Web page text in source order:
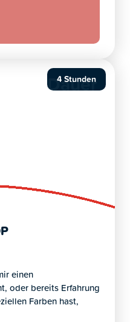
4 Stunden
Dauer
einen
oder bereits Erfahrung
Farben hast,